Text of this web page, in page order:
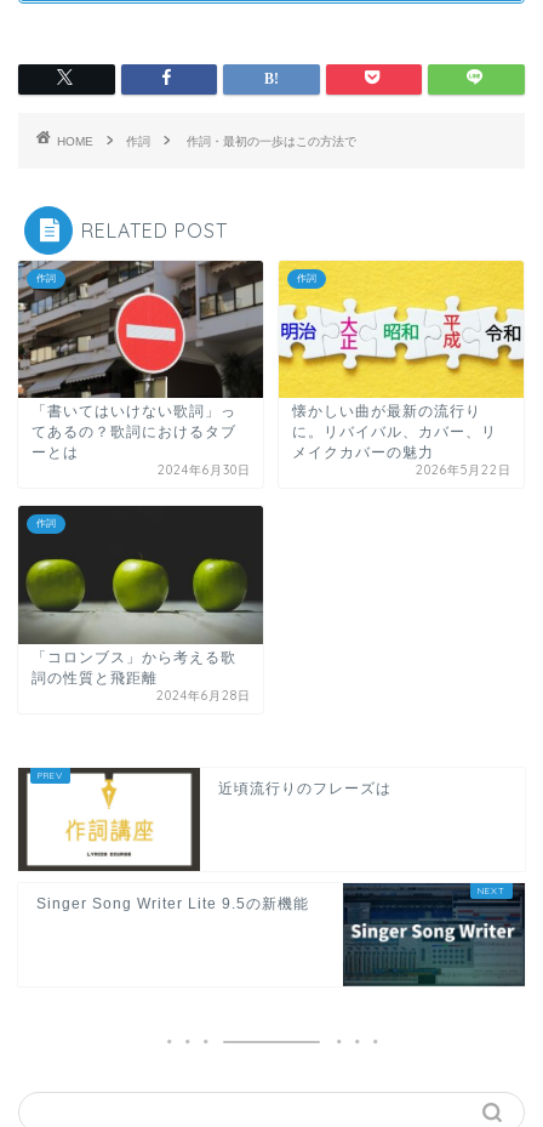
HOME 作詞 作詞・最初の一歩はこの方法で
RELATED POST
作詞
「書いてはいけない歌詞」っ
てあるの？歌詞におけるタブ
ーとは
2024年6月30日
作詞
懐かしい曲が最新の流行り
に。リバイバル、カバー、リ
メイクカバーの魅力
2026年5月22日
作詞
「コロンブス」から考える歌
詞の性質と飛距離
2024年6月28日
近頃流行りのフレーズは
Singer Song Writer Lite 9.5の新機能